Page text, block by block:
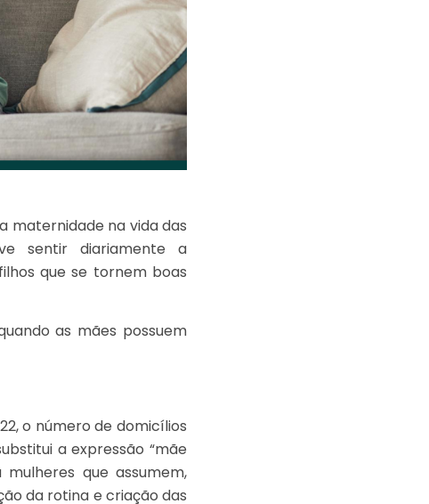
maternidade na vida das
sentir diariamente a
que se tornem boas
as mães possuem
o número de domicílios
a expressão “mãe
que assumem,
da rotina e criação das